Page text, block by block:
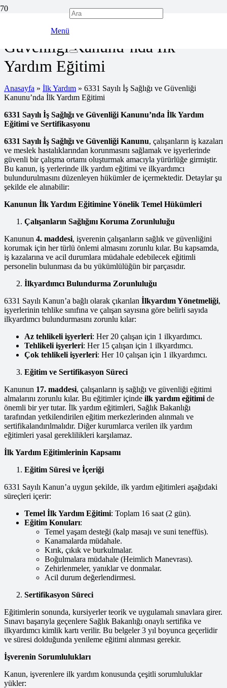
Menü
6331 Sayılı İş Sağlığı ve
Güvenliği Kanunu’nda İlk
Yardım Eğitimi
Anasayfa » İlk Yardım » 6331 Sayılı İş Sağlığı ve Güvenliği
Kanunu’nda İlk Yardım Eğitimi
6331 Sayılı İş Sağlığı ve Güvenliği Kanunu’nda İlk Yardım
Eğitimi ve Sertifikasyonu
6331 Sayılı İş Sağlığı ve Güvenliği Kanunu, çalışanların iş kazaları
ve meslek hastalıklarından korunmasını sağlamak ve işyerlerinde
güvenli bir çalışma ortamı oluşturmak amacıyla yürürlüğe girmiştir.
Bu kanun, iş yerlerinde ilk yardım eğitimi ve ilkyardımcı
bulundurulmasını düzenleyen hükümler de içermektedir. Detaylar şu
şekilde ele alınabilir:
Kanunun İlk Yardım Eğitimine Yönelik Temel Hükümleri
Çalışanların Sağlığını Koruma Zorunluluğu
Kanunun 4. maddesi, işverenin çalışanların sağlık ve güvenliğini
korumak için her türlü önlemi almasını zorunlu kılar. Bu kapsamda,
iş kazalarına ve acil durumlara müdahale edebilecek eğitimli
personelin bulunması da bu yükümlülüğün bir parçasıdır.
İlkyardımcı Bulundurma Zorunluluğu
6331 Sayılı Kanun’a bağlı olarak çıkarılan İlkyardım Yönetmeliği,
işyerlerinin tehlike sınıfına ve çalışan sayısına göre belirli sayıda
ilkyardımcı bulundurmasını zorunlu kılar:
Az tehlikeli işyerleri: Her 20 çalışan için 1 ilkyardımcı.
Tehlikeli işyerleri: Her 15 çalışan için 1 ilkyardımcı.
Çok tehlikeli işyerleri: Her 10 çalışan için 1 ilkyardımcı.
Eğitim ve Sertifikasyon Süreci
Kanunun 17. maddesi, çalışanların iş sağlığı ve güvenliği eğitimi
almalarını zorunlu kılar. Bu eğitimler içinde ilk yardım eğitimi de
önemli bir yer tutar. İlk yardım eğitimleri, Sağlık Bakanlığı
tarafından yetkilendirilen eğitim merkezlerinden alınmalı ve
sertifikalandırılmalıdır. Diğer kurumlarca verilen ilk yardım
eğitimleri yasal gereklilikleri karşılamaz.
İlk Yardım Eğitimlerinin Kapsamı
Eğitim Süresi ve İçeriği
6331 Sayılı Kanun’a uygun şekilde, ilk yardım eğitimleri aşağıdaki
süreçleri içerir:
Temel İlk Yardım Eğitimi: Toplam 16 saat (2 gün).
Eğitim Konuları:
Temel yaşam desteği (kalp masajı ve suni teneffüs).
Kanamalarda müdahale.
Kırık, çıkık ve burkulmalar.
Boğulmalara müdahale (Heimlich Manevrası).
Zehirlenmeler, yanıklar ve donmalar.
Acil durum değerlendirmesi.
Sertifikasyon Süreci
Eğitimlerin sonunda, kursiyerler teorik ve uygulamalı sınavlara girer.
Sınavı başarıyla geçenlere Sağlık Bakanlığı onaylı sertifika ve
ilkyardımcı kimlik kartı verilir. Bu belgeler 3 yıl boyunca geçerlidir
ve süresi dolduğunda yenileme eğitimi alınması gerekir.
İşverenin Sorumlulukları
Kanun, işverenlere ilk yardım konusunda çeşitli sorumluluklar
yükler: